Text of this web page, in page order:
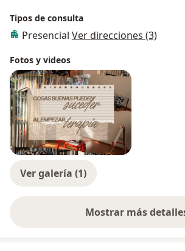
Tipos de consulta
Presencial Ver direcciones (3)
Fotos y videos
Ver galería (1)
Mostrar mássobre la